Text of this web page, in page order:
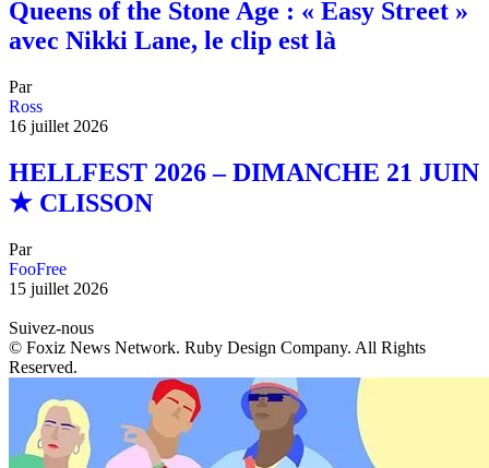
Queens of the Stone Age : « Easy Street »
avec Nikki Lane, le clip est là
Par
Ross
16 juillet 2026
HELLFEST 2026 – DIMANCHE 21 JUIN
★ CLISSON
Par
FooFree
15 juillet 2026
Suivez-nous
© Foxiz News Network. Ruby Design Company. All Rights
Reserved.